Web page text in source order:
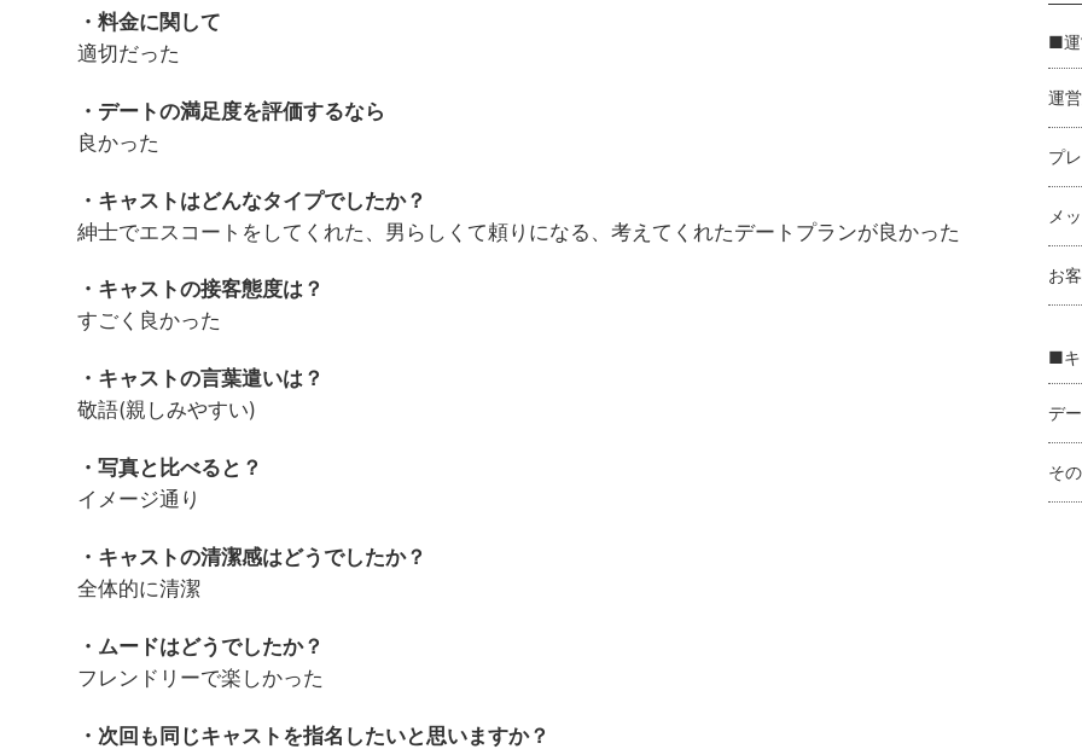
・料金に関して
適切だった
・デートの満足度を評価するなら
良かった
・キャストはどんなタイプでしたか？
紳士でエスコートをしてくれた、男らしくて頼りになる、考えてくれたデートプランが良かった
・キャストの接客態度は？
すごく良かった
・キャストの言葉遣いは？
敬語(親しみやすい)
・写真と比べると？
イメージ通り
・キャストの清潔感はどうでしたか？
全体的に清潔
・ムードはどうでしたか？
フレンドリーで楽しかった
・次回も同じキャストを指名したいと思いますか？
■
運
プ
メ
お
■キ
デ
そ